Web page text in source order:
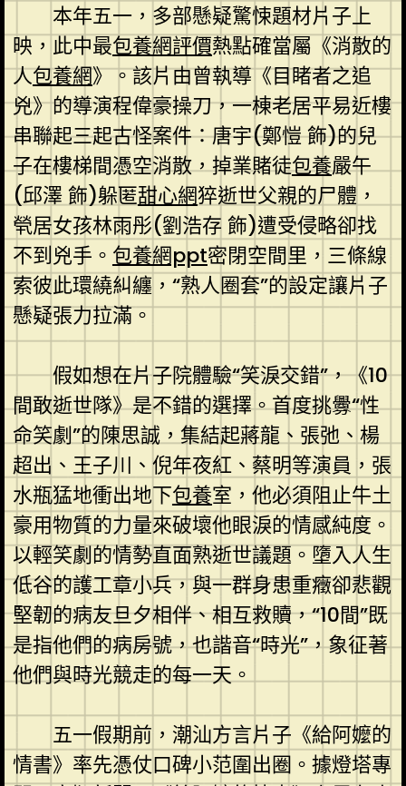
本年五一，多部懸疑驚悚題材片子上
映，此中最包養網評價熱點確當屬《消散的
人包養網》。該片由曾執導《目睹者之追
兇》的導演程偉豪操刀，一棟老居平易近樓
串聯起三起古怪案件：唐宇(鄭愷 飾)的兒
子在樓梯間憑空消散，掉業賭徒包養嚴午
(邱澤 飾)躲匿甜心網猝逝世父親的尸體，
煢居女孩林雨彤(劉浩存 飾)遭受侵略卻找
不到兇手。 包養網ppt密閉空間里，三條線
索彼此環繞糾纏，“熟人圈套”的設定讓片子
懸疑張力拉滿。
假如想在片子院體驗“笑淚交錯”，《10
間敢逝世隊》是不錯的選擇。首度挑釁“性
命笑劇”的陳思誠，集結起蔣龍、張弛、楊
超出、王子川、倪年夜紅、蔡明等演員，張
水瓶猛地衝出地下包養室，他必須阻止牛土
豪用物質的力量來破壞他眼淚的情感純度。
以輕笑劇的情勢直面熟逝世議題。墮入人生
低谷的護工章小兵，與一群身患重癥卻悲觀
堅韌的病友旦夕相伴、相互救贖，“10間”既
是指他們的病房號，也諧音“時光”，象征著
他們與時光競走的每一天。
五一假期前，潮汕方言片子《給阿嬤的
情書》率先憑仗口碑小范圍出圈。據燈塔專